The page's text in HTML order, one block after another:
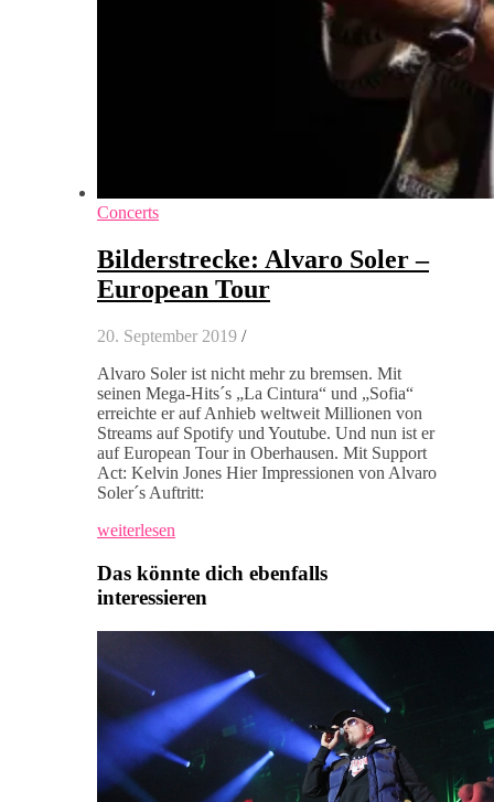
Concerts
Bilderstrecke: Alvaro Soler –
European Tour
20. September 2019 /
Alvaro Soler ist nicht mehr zu bremsen. Mit
seinen Mega-Hits´s „La Cintura“ und „Sofia“
erreichte er auf Anhieb weltweit Millionen von
Streams auf Spotify und Youtube. Und nun ist er
auf European Tour in Oberhausen. Mit Support
Act: Kelvin Jones Hier Impressionen von Alvaro
Soler´s Auftritt:
weiterlesen
Das könnte dich ebenfalls
interessieren